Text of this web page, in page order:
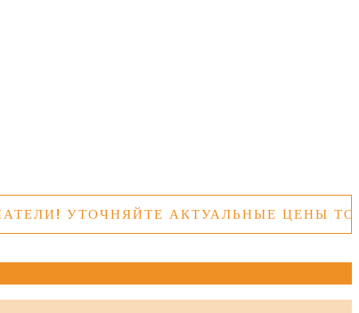
УТОЧНЯЙТЕ АКТУАЛЬНЫЕ ЦЕНЫ